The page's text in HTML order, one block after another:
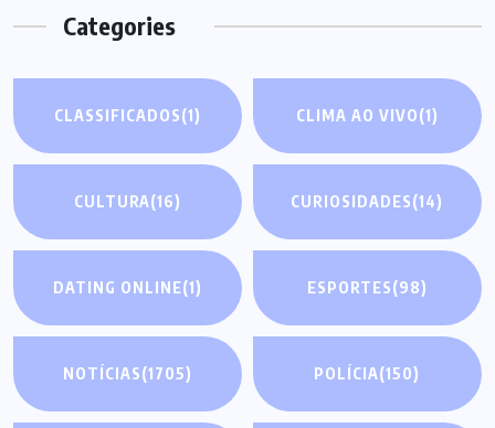
Categories
CLASSIFICADOS(1) CLIMA AO VIVO(1)
CULTURA(16) CURIOSIDADES(14)
DATING ONLINE(1) ESPORTES(98)
NOTÍCIAS(1705) POLÍCIA(150)